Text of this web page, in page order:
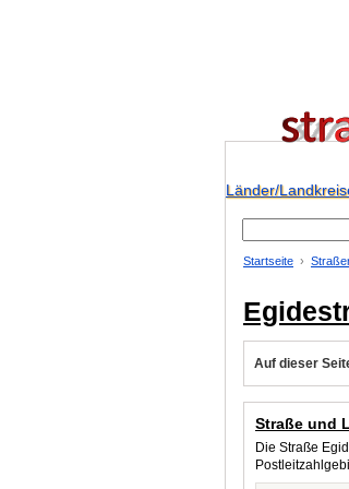
Länder/
Startseite
Auf dieser
Straße und
Die Straße